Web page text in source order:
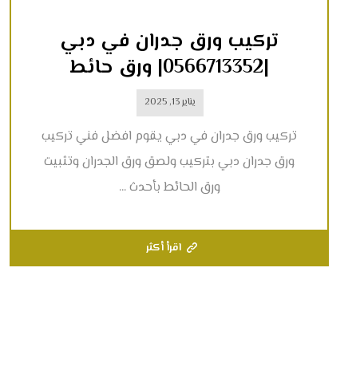
تركيب ورق جدران في دبي
|0566713352| ورق حائط
يناير 13, 2025
تركيب ورق جدران في دبي يقوم افضل فني تركيب
ورق جدران دبي بتركيب ولصق ورق الجدران وتثبيت
ورق الحائط بأحدث ...
اقرأ أكثر